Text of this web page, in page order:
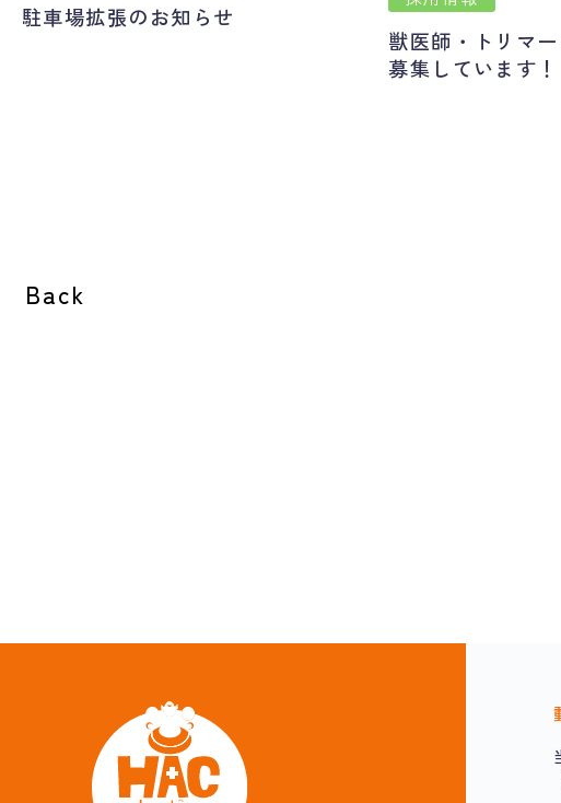
駐車場拡張のお知らせ
獣医師・トリマ
募集しています！
Back